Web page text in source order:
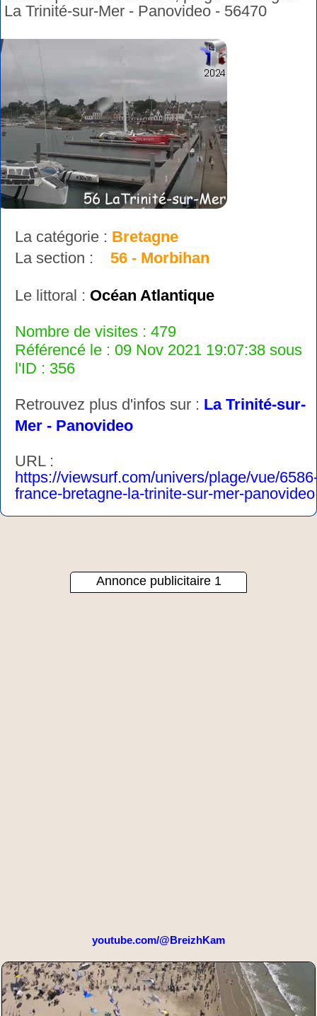
La Trinité-sur-Mer - Panovideo - 56470
La catégorie : Bretagne
La section : 56 - Morbihan
Le littoral : Océan Atlantique
Nombre de visites : 479
Référencé le : 09 Nov 2021 19:07:38 sous
l'ID : 356
Retrouvez plus d'infos sur : La Trinité-sur-
Mer - Panovideo
URL :
https://viewsurf.com/univers/plage/vue/
france-bretagne-la-trinite-sur-mer-panovideo
Annonce publicitaire 1
youtube.com/@BreizhKam